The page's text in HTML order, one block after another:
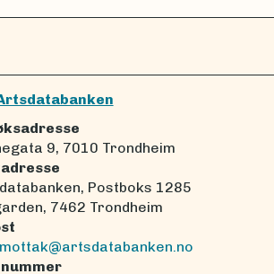
9, 7010 Trondheim
Postboks 1285
7462 Trondheim